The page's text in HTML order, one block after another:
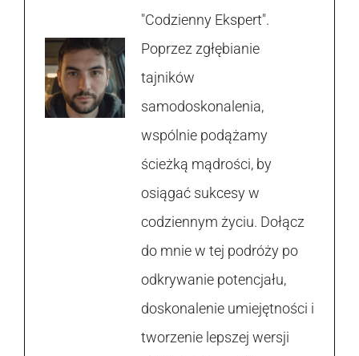
"Codzienny Ekspert".
Poprzez zgłębianie
tajników
samodoskonalenia,
wspólnie podążamy
ścieżką mądrości, by
osiągać sukcesy w
codziennym życiu. Dołącz
do mnie w tej podróży po
odkrywanie potencjału,
doskonalenie umiejętności i
tworzenie lepszej wersji